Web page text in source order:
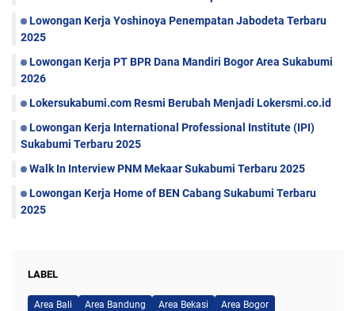
Lowongan Kerja Yoshinoya Penempatan Jabodeta Terbaru
2025
Lowongan Kerja PT BPR Dana Mandiri Bogor Area Sukabumi
2026
Lokersukabumi.com Resmi Berubah Menjadi Lokersmi.co.id
Lowongan Kerja International Professional Institute (IPI)
Sukabumi Terbaru 2025
Walk In Interview PNM Mekaar Sukabumi Terbaru 2025
Lowongan Kerja Home of BEN Cabang Sukabumi Terbaru
2025
LABEL
Area Bali Area Bandung Area Bekasi
Area Bogor